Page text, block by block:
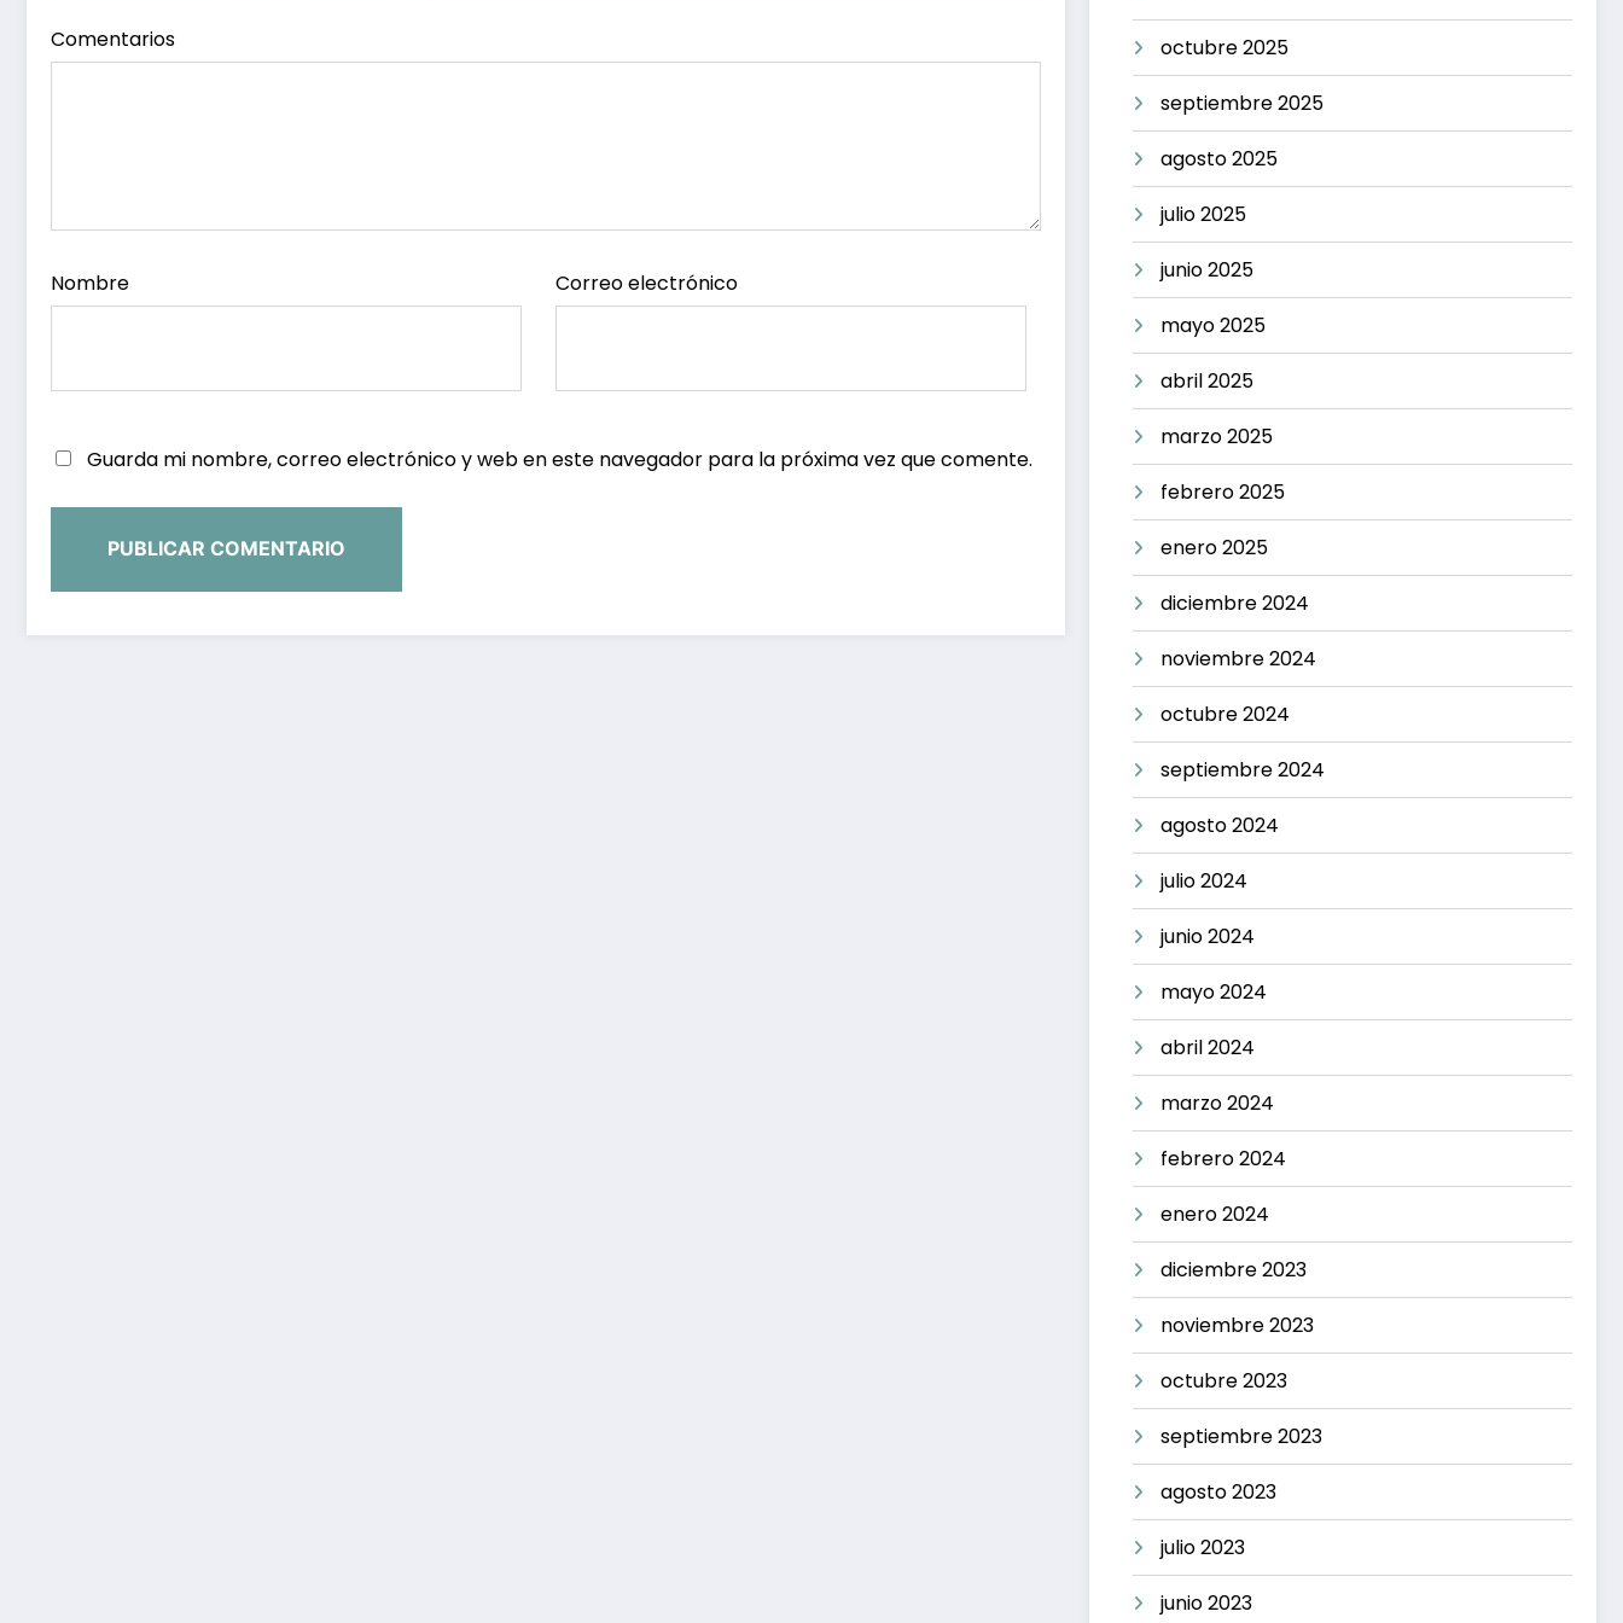
Comentarios
Nombre Correo electrónico
Guarda mi nombre, correo electrónico y web en este navegador para la próxima vez que comente.
octubre 2025
septiembre 2025
agosto 2025
julio 2025
junio 2025
mayo 2025
abril 2025
marzo 2025
febrero 2025
enero 2025
diciembre 2024
noviembre 2024
octubre 2024
septiembre 2024
agosto 2024
julio 2024
junio 2024
mayo 2024
abril 2024
marzo 2024
febrero 2024
enero 2024
diciembre 2023
noviembre 2023
octubre 2023
septiembre 2023
agosto 2023
julio 2023
junio 2023